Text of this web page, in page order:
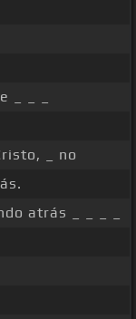
_ _ _
_ no
atrás _ _ _ _